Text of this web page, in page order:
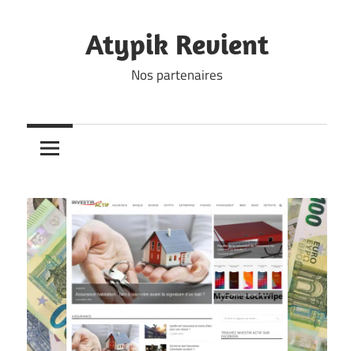
Atypik Revient
Nos partenaires